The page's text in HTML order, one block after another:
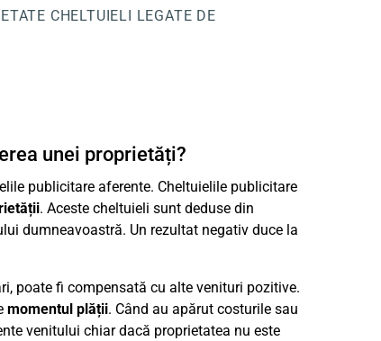
CHELTUIELI LEGATE DE
unei proprietăți?
publicitare aferente. Cheltuielile publicitare
. Aceste cheltuieli sunt deduse din
dumneavoastră. Un rezultat negativ duce la
poate fi compensată cu alte venituri pozitive.
momentul plății. Când au apărut costurile sau
venitului chiar dacă proprietatea nu este